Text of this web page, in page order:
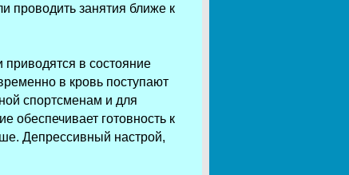
проводить занятия ближе к
приводятся в состояние
в кровь поступают
спортсменам и для
обеспечивает готовность к
Депрессивный настрой,